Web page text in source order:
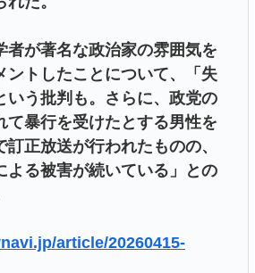
者が著名な政治家の雰囲気を
ントしたことについて、「失
いう批判も。さらに、政党の
て暴行を受けたとする男性を
正放送が行われたものの、
よる被害が続いている」との
article/20260415-